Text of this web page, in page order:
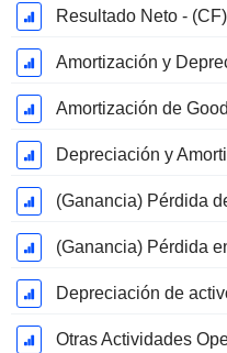
Período
fiscal:
Diciembre
Resultado Neto - (CF)
Amortización y
Depreciación y
(Ganancia) Pérdida
Otras Actividades